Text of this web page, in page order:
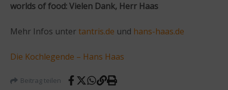
worlds of food: Vielen Dank, Herr Haas
Mehr Infos untertantris.de und hans-haas.de
Die Kochlegende – Hans Haas
Beitrag teilen